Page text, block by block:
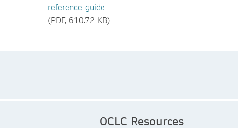
reference guide
(PDF, 610.72 KB)
OCLC Resources